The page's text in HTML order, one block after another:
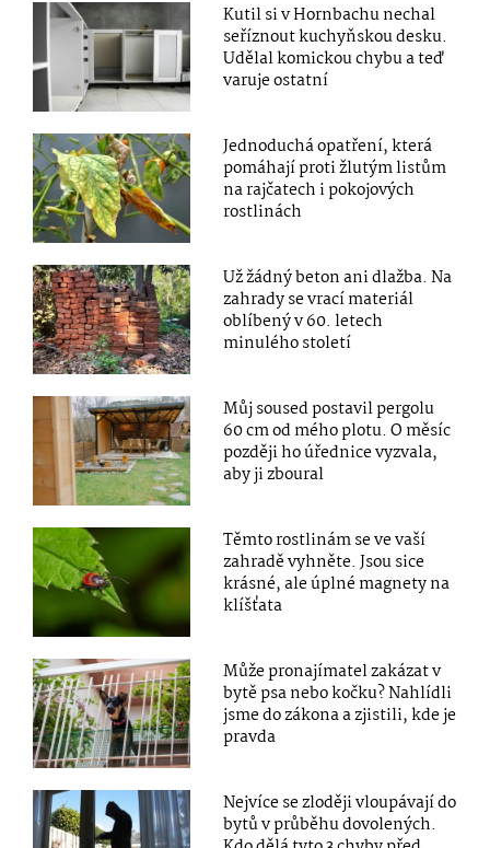
Kutil si v Hornbachu nechal
seříznout kuchyňskou desku.
Udělal komickou chybu a teď
varuje ostatní
Jednoduchá opatření, která
pomáhají proti žlutým listům
na rajčatech i pokojových
rostlinách
Už žádný beton ani dlažba. Na
zahrady se vrací materiál
oblíbený v 60. letech
minulého století
Můj soused postavil pergolu
60 cm od mého plotu. O měsíc
později ho úřednice vyzvala,
aby ji zboural
Těmto rostlinám se ve vaší
zahradě vyhněte. Jsou sice
krásné, ale úplné magnety na
klíšťata
Může pronajímatel zakázat v
bytě psa nebo kočku? Nahlídli
jsme do zákona a zjistili, kde je
pravda
Nejvíce se zloději vloupávají do
bytů v průběhu dovolených.